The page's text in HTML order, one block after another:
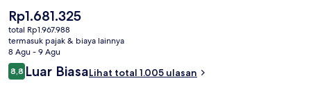
Harga
saat
ini
Rp1.681.325
Rp1.681.325
total Rp1.967.988
termasuk pajak & biaya lainnya
8 Agu - 9 Agu
Ulasan
8,88,8 dari 10
Luar BiasaLihat total 1.005 ulasan